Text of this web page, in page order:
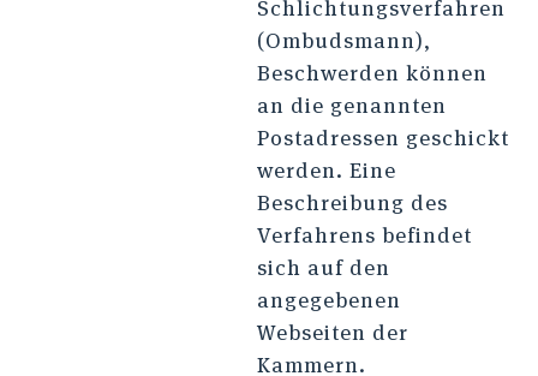
Schlichtungsverfahren
(Ombudsmann),
Beschwerden können
an die genannten
Postadressen geschickt
werden. Eine
Beschreibung des
Verfahrens befindet
sich auf den
angegebenen
Webseiten der
Kammern.